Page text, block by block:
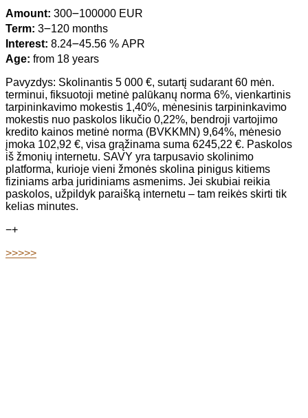
Amount: 300౼100000 EUR
Term: 3౼120 months
Interest: 8.24౼45.56 % APR
Age: from 18 years
Pavyzdys: Skolinantis 5 000 €, sutartį sudarant 60 mėn.
terminui, fiksuotoji metinė palūkanų norma 6%, vienkartinis
tarpininkavimo mokestis 1,40%, mėnesinis tarpininkavimo
mokestis nuo paskolos likučio 0,22%, bendroji vartojimo
kredito kainos metinė norma (BVKKMN) 9,64%, mėnesio
įmoka 102,92 €, visa grąžinama suma 6245,22 €. Paskolos
iš žmonių internetu. SAVY yra tarpusavio skolinimo
platforma, kurioje vieni žmonės skolina pinigus kitiems
fiziniams arba juridiniams asmenims. Jei skubiai reikia
paskolos, užpildyk paraišką internetu – tam reikės skirti tik
kelias minutes.
−+
>>>>>